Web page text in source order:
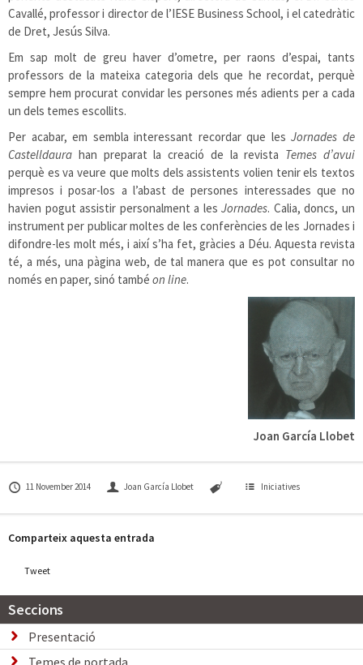
Cavallé, professor i director de l’IESE Business School, i el catedràtic
de Dret, Jesús Silva.
Em sap molt de greu haver d’ometre, per raons d’espai, tants
professors de la mateixa categoria dels que he recordat, perquè
sempre hem procurat convidar les persones més adients per a cada
un dels temes escollits.
Per acabar, em sembla interessant recordar que lesJornades de
Castelldaura han preparat la creació de la revista Temes d’avui
perquè es va veure que molts dels assistents volien tenir els textos
impresos i posar-los a l’abast de persones interessades que no
havien pogut assistir personalment a lesJornades. Calia, doncs, un
instrument per publicar moltes de les conferències de les Jornades i
difondre-les molt més, i així s’ha fet, gràcies a Déu. Aquesta revista
té, a més, una pàgina web, de tal manera que es pot consultar no
només en paper, sinó també on line.
Joan García Llobet
11 November 2014 Joan García Llobet Iniciatives
Comparteix aquesta entrada
Tweet
Seccions
Presentació
Temes de portada